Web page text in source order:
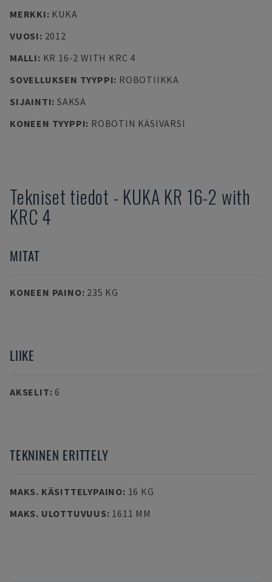
MERKKI: KUKA
VUOSI: 2012
MALLI: KR 16-2 WITH KRC 4
SOVELLUKSEN TYYPPI: ROBOTIIKKA
SIJAINTI: SAKSA
KONEEN TYYPPI: ROBOTIN KÄSIVARSI
Tekniset tiedot - KUKA KR 16-2 with
KRC 4
MITAT
KONEEN PAINO: 235 KG
LIIKE
AKSELIT: 6
TEKNINEN ERITTELY
MAKS. KÄSITTELYPAINO: 16 KG
MAKS. ULOTTUVUUS: 1611 MM